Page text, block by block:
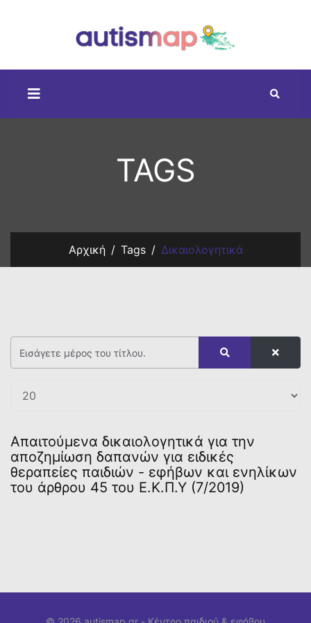
TAGS
Αρχική Tags Δικαιολογητικά
Απαιτούμενα δικαιολογητικά για την
αποζημίωση δαπανών για ειδικές
θεραπείες παιδιών - εφήβων και ενηλίκων
του άρθρου 45 του Ε.Κ.Π.Υ (7/2019)